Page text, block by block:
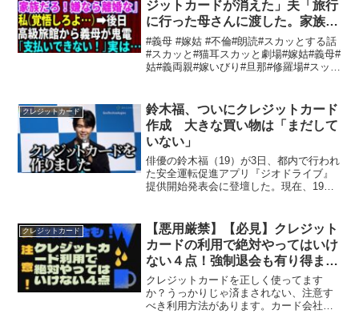
ジットカードが消えた」夫「旅行
に行った母さんに渡した。家族だ
し文句ないだろ」私は離婚届を即
提出→後日、高級旅館に泊まった
義母から慌てて連絡「支払いがで
#義母 #嫁姑 #不倫#朗読#スカッとする話
#スカッと#猫耳スカッと劇場#嫁姑#義母#
姑#義両親#嫁いびり#旦那#修羅場#スッキ
クレジットカード
鈴木福、ついにクレジットカード
作成 大きな買い物は「まだして
いない」
俳優の鈴木福（19）が3日、都内で行われ
た安全運転促進アプリ『ジオドライブ』
提供開始発表会に登壇した。現在、19歳
長”としてプレゼンテーションにも挑戦
し、落ち着いた雰...
クレジットカード
【悪用厳禁】【必見】クレジット
カードの利用で絶対やってはいけ
ない４点！強制退会も有り得ます
【要注意】
クレジットカードを正しく使ってます
か？うっかりじゃ済まされない、注意す
べき利用方法があります。カード会社は